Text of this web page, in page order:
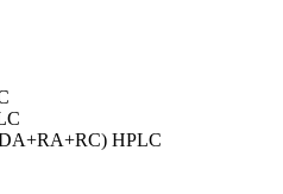
DA+RA+RC) HPLC